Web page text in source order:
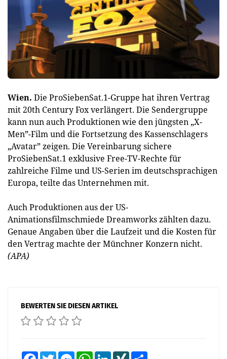
Wien. Die ProSiebenSat.1-Gruppe hat ihren Vertrag
mit 20th Century Fox verlängert. Die Sendergruppe
kann nun auch Produktionen wie den jüngsten „X-
Men”-Film und die Fortsetzung des Kassenschlagers
„Avatar” zeigen. Die Vereinbarung sichere
ProSiebenSat.1 exklusive Free-TV-Rechte für
zahlreiche Filme und US-Serien im deutschsprachigen
Europa, teilte das Unternehmen mit.
Auch Produktionen aus der US-
Animationsfilmschmiede Dreamworks zählten dazu.
Genaue Angaben über die Laufzeit und die Kosten für
den Vertrag machte der Münchner Konzern nicht.
(APA)
BEWERTEN SIE DIESEN ARTIKEL
FacebookTwitter MessengerWhatsAppLinkedInXING